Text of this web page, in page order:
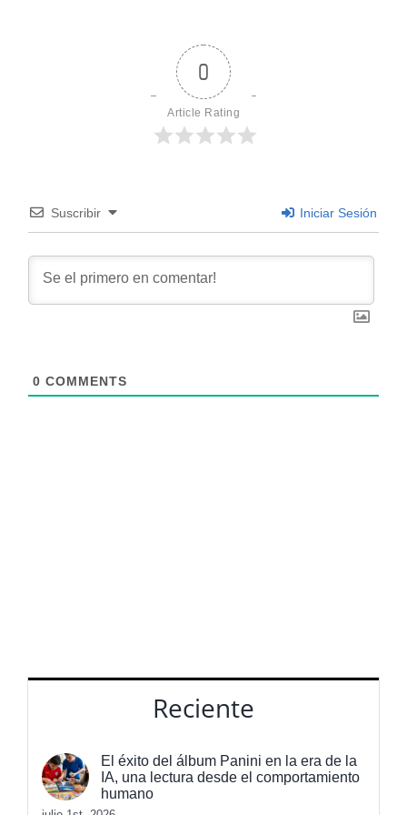
debe entender
0
Article Rating
Suscribir Iniciar Sesión
0 COMMENTS
Reciente
El éxito del álbum Panini en la era de la
IA, una lectura desde el comportamiento
humano